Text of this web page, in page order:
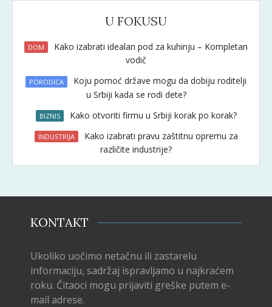
U FOKUSU
DOM
Kako izabrati idealan pod za kuhinju – Kompletan
vodič
PORODICA
Koju pomoć države mogu da dobiju roditelji
u Srbiji kada se rodi dete?
BIZNIS Kako otvoriti firmu u Srbiji korak po korak?
INDUSTRIJA
Kako izabrati pravu zaštitnu opremu za
različite industrije?
KONTAKT
Ukoliko uočimo netačnu ili zastarelu
informaciju, sadržaj ispravljamo u najkraćem
roku. Čitaoci mogu prijaviti greške putem e-
mail adrese.